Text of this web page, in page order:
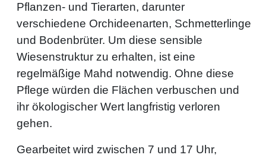
Pflanzen- und Tierarten, darunter
verschiedene Orchideenarten, Schmetterlinge
und Bodenbrüter. Um diese sensible
Wiesenstruktur zu erhalten, ist eine
regelmäßige Mahd notwendig. Ohne diese
Pflege würden die Flächen verbuschen und
ihr ökologischer Wert langfristig verloren
gehen.
Gearbeitet wird zwischen 7 und 17 Uhr,